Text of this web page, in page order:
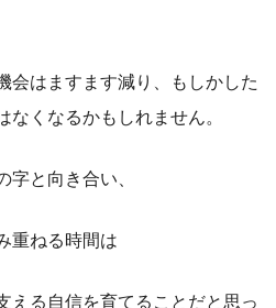
会はますます減り、もしかした
くなるかもしれません。
と向き合い、
重ねる時間は
える自信を育てることだと思っ